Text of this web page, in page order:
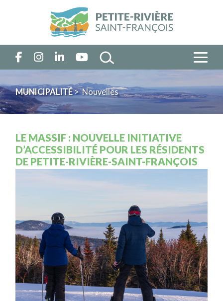
MUNICIPALITÉ> Nouvelles
LE MASSIF : NOUVELLE INITIATIVE
D’ACCESSIBILITÉ POUR LES RÉSIDENTS
DE PETITE-RIVIÈRE-SAINT-FRANÇOIS